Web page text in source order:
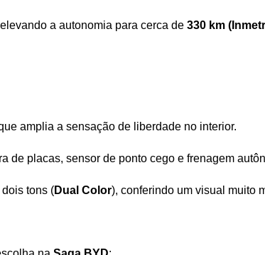
a autonomia para cerca de 330 km
amplia a sensação de liberdade no interior.
de placas, sensor de ponto cego e frenagem
tons (Dual Color), conferindo um visual muito